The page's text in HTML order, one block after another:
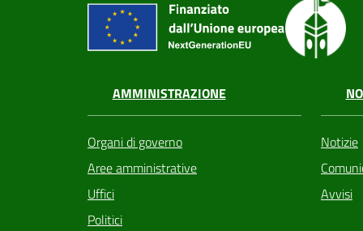
AMMINISTRAZIONE
Organi di governo
Aree amministrative
Uffici
Politici
Notizie
Avvisi